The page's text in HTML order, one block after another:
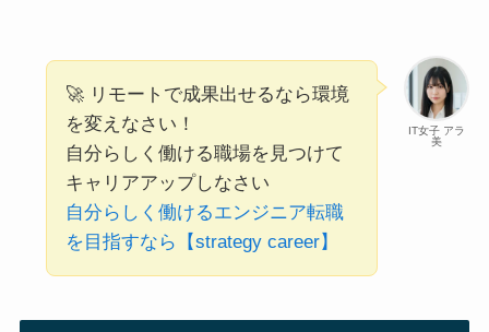
IT女子 アラ
美
🚀 リモートで成果出せるなら環境
を変えなさい！
自分らしく働ける職場を見つけて
キャリアアップしなさい
自分らしく働けるエンジニア転職
を目指すなら【strategy career】